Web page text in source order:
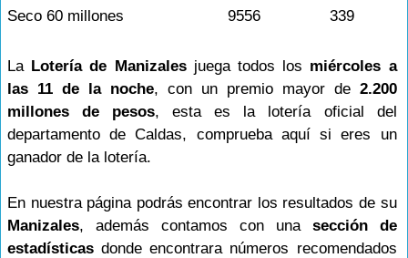
Seco 60 millones
9556 339
La Lotería de Manizalesjuega todos los miércoles a
las 11 de la noche, con un premio mayor de 2.200
millones de pesos, esta es la lotería oficial del
departamento de Caldas, comprueba aquí si eres un
ganador de la lotería.
En nuestra página podrás encontrar los resultados de su
Manizales, además contamos con una sección de
estadísticas donde encontrara números recomendados